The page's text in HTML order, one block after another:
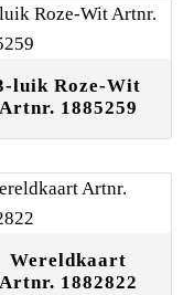
luik Roze-Wit
Artnr. 1885259
Wereldkaart
Artnr. 1882822